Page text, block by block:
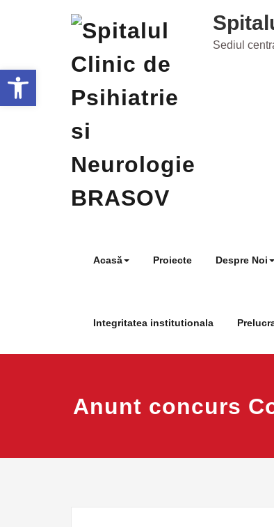
Sediul
Acasă Proiecte Despre Noi
Integritatea institutionala
Anunt concurs
Deschide bara de unelte